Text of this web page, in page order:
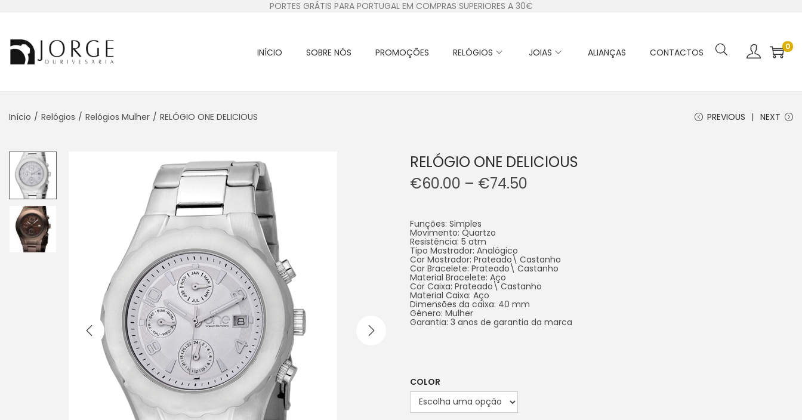
PORTES GRÁTIS PARA PORTUGAL EM COMPRAS SUPERIORES A 30€
INÍCIO SOBRE NÓS PROMOÇÕES RELÓGIOS JOIAS ALIANÇAS CONTACTOS 0
Início / Relógios / Relógios Mulher / RELÓGIO ONE DELICIOUS PREVIOUS NEXT
RELÓGIO ONE DELICIOUS
€60.00 – €74.50
Funções: Simples
Movimento: Quartzo
Resistência: 5 atm
Tipo Mostrador: Analógico
Cor Mostrador: Prateado\ Castanho
Cor Bracelete: Prateado\ Castanho
Material Bracelete: Aço
Cor Caixa: Prateado\ Castanho
Material Caixa: Aço
Dimensões da caixa: 40 mm
Género: Mulher
Garantia: 3 anos de garantia da marca
COLOR